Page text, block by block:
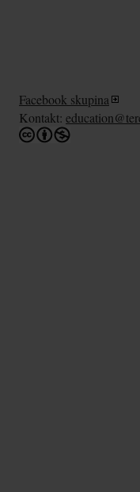
Facebook skupina
Kontakt: